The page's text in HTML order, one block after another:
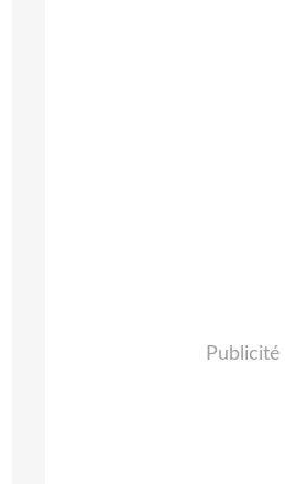
Publicité